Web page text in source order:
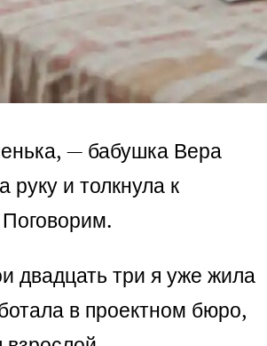
— бабушка Вера
руку и толкнула к
двадцать три я уже жила
в проектном бюро,